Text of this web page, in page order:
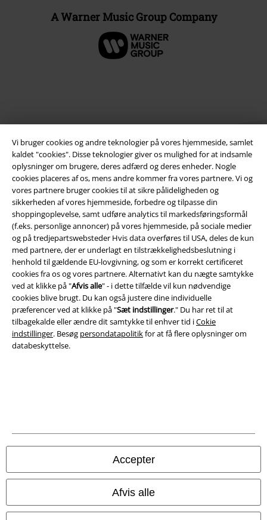
Vi bruger cookies og andre teknologier på vores hjemmeside, samlet
kaldet "cookies". Disse teknologier giver os mulighed for at indsamle
oplysninger om brugere, deres adfærd og deres enheder. Nogle
cookies placeres af os, mens andre kommer fra vores partnere. Vi og
vores partnere bruger cookies til at sikre pålideligheden og
sikkerheden af ​​vores hjemmeside, forbedre og tilpasse din
shoppingoplevelse, samt udføre analytics til markedsføringsformål
(f.eks. personlige annoncer) på vores hjemmeside, på sociale medier
og på tredjepartswebsteder Hvis data overføres til USA, deles de kun
med partnere, der er underlagt en tilstrækkelighedsbeslutning i
henhold til gældende EU-lovgivning, og som er korrekt certificeret
cookies fra os og vores partnere. Alternativt kan du nægte samtykke
ved at klikke på "Afvis alle" - i dette tilfælde vil kun nødvendige
cookies blive brugt. Du kan også justere dine individuelle
præferencer ved at klikke på "Sæt indstillinger." Du har ret til at
tilbagekalde eller ændre dit samtykke til enhver tid iCokie
indstillinger. Besøg persondatapolitikfor at få flere oplysninger om
databeskyttelse.
Accepter
Afvis alle
A Warner Music Group Company
Juridisk
Salgs-, medlems- & leveringsbetingelser
Om EMP Danmark
Persondatapolitik
Bortskaffelse af affald og miljøbeskyttelse
Overensstemmelseserklæring
Oplysninger om tilgængelighed